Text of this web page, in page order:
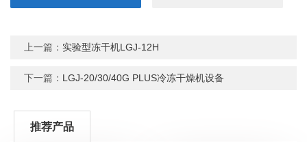
上一篇： 实验型冻干机LGJ-12H
下一篇： LGJ-20/30/40G PLUS冷冻干燥机设备
推荐产品